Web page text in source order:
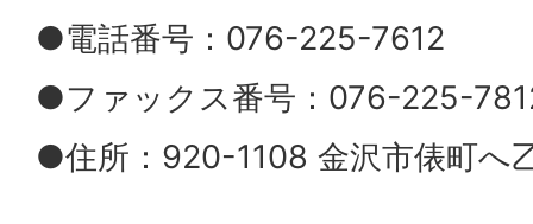
●電話番号：076-225-7612
●ファックス番号：076-225-
●住所：920-1108 金沢市俵町へ